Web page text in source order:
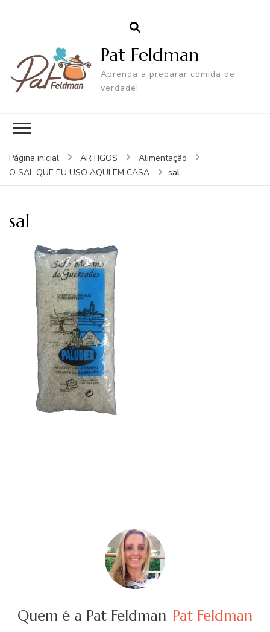
Pat Feldman
Aprenda a preparar comida de
verdade!
Página inicial ARTIGOS
Alimentação
O SAL QUE EU USO AQUI EM CASA
sal
sal
Quem é a Pat Feldman Pat Feldman